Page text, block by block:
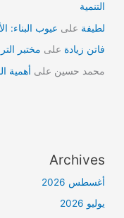
التنمية
لطيفة على عيوب البناء:
فاتن زيادة على مختبر
محمد حسين على أهمية
Archives
أغسطس 2026
يوليو 2026